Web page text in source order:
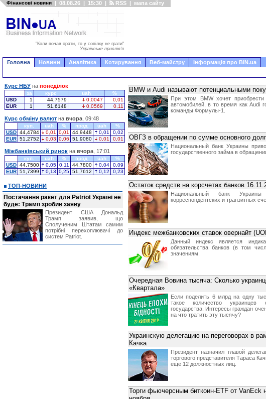
Фінансові новини | 08.08.26 | 15:30 | RSS | мапа сайту
"Коли почав орати, то у сопілку не грати"
Українське прислів'я
Головна Новини Аналітика Котирування Веб-майстру Інформація про BIN.ua
BMW и Audi называют потенциальными
При этом BMW хочет
автомобилей, в то время как Audi
команды Формулы-1.
ОВГЗ в обращении по сумме основного
Национальный банк Украины
государственного займа в
Остаток средств на корсчетах банков
Национальный банк
корреспондентских и транзитных
Индекс межбанковских ставок овернайт
Данный индекс является
обязательства банков (в том
значениям.
Очередная Вовина тысяча: Сколько
«Квартала»
Если поделить 6 млрд на одну
такое количество украинцев
государства. Интересы граждан
на что тратить эту тысячу?
Украинскую делегацию на переговорах в
Качка
Президент назначил главой
торгового представителя Тараса
еще 12 должностных лиц.
Торги фьючерсным биткоин-ETF от VanEck
Курс НБУ на понеділок
за курс uah
%
USD
1 44,7579 0,0047
0,01
EUR
1 51,6148 0,0569 0,11
Курс обміну валют на вчора , 09:48
куп. uah % прод. uah
%
USD 44,4784 0,01 0,01 44,9448 0,01
0,02
EUR 51,2752 0,03 0,06 51,9080 0,01 0,01
Міжбанківський ринок на вчора , 17:01
куп. uah % прод. uah
%
USD 44,7500 0,05 0,11 44,7800 0,04
0,09
EUR 51,7399 0,13 0,25 51,7612 0,12 0,23
ТОП-НОВИНИ
Постачання ракет для Patriot Україні не
буде: Трамп зробив заяву
Президент США Дональд
Трамп заявив, що
Сполученим Штатам самим
потрібні перехоплювачі до
систем Patriot.